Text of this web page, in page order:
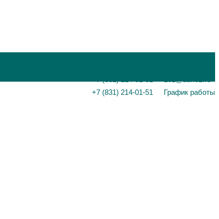
+7 (831) 214-01-51
График работы